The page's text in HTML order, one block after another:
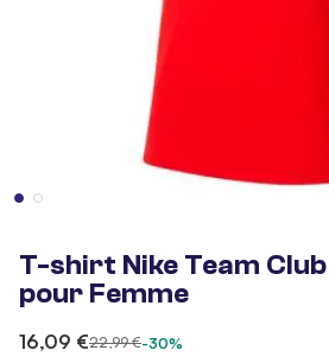
T-shirt Nike Team
pour Femme
16,09 €22,99 €-30%